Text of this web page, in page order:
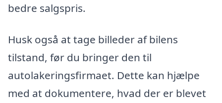
bedre salgspris.
Husk også at tage billeder af bilens
tilstand, før du bringer den til
autolakeringsfirmaet. Dette kan hjælpe
med at dokumentere, hvad der er blevet